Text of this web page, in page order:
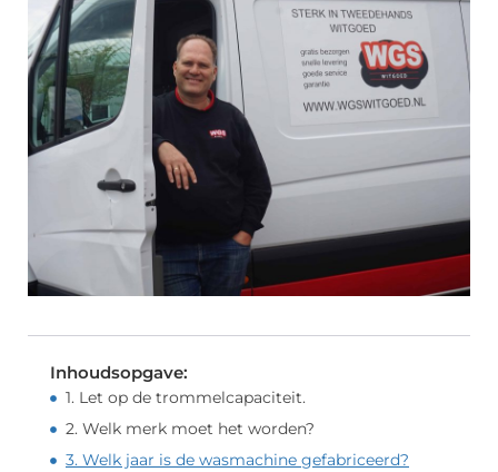
Inhoudsopgave:
1. Let op de trommelcapaciteit.
2. Welk merk moet het worden?
3. Welk jaar is de wasmachine gefabriceerd?